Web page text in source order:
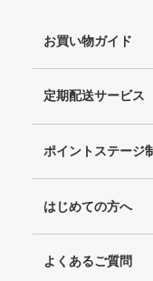
お買い物ガイド
定期配送サービス
ポイントステージ
はじめての方へ
よくあるご質問